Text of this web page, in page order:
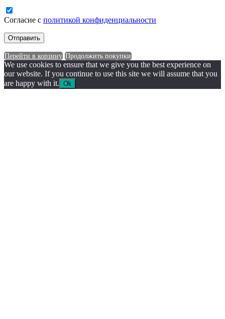
Согласие с политикой конфиденциальности
Перейти в корзину Продолжить покупки
We use cookies to ensure that we give you the best experience on
our website. If you continue to use this site we will assume that you
are happy with it. Ok